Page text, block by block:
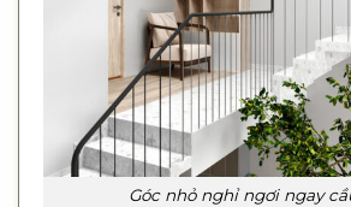
Góc nhỏ nghỉ ngơi ngay